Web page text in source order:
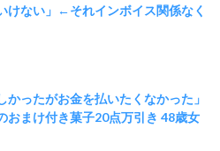
けない」←それインボイス関係なく
かったがお金を払いたくなかった」
おまけ付き菓子20点万引き 48歳女